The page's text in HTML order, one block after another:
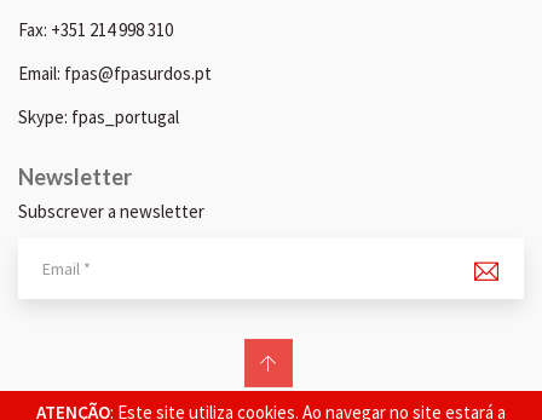
ATENÇÃO: Este site utiliza cookies. Ao navegar no site estará a
Fax: +351 214 998 310
Email: fpas@fpasurdos.pt
Skype: fpas_portugal
Newsletter
Subscrever a newsletter
© 2026 FPAS. Todos os direitos reservados.